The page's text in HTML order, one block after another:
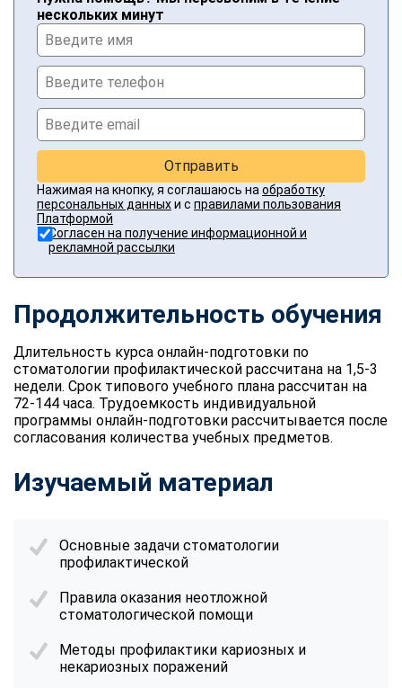
нескольких минут
Отправить
Нажимая на кнопку, я соглашаюсь на обработку
персональных данныхи с правилами пользования
Платформой
Согласен на получение информационной и
рекламной рассылки
Продолжительность обучения
Длительность курса онлайн-подготовки по
стоматологии профилактической рассчитана на 1,5-3
недели. Срок типового учебного плана рассчитан на
72-144 часа. Трудоемкость индивидуальной
программы онлайн-подготовки рассчитывается после
согласования количества учебных предметов.
Изучаемый материал
Основные задачи стоматологии
профилактической
Правила оказания неотложной
стоматологической помощи
Методы профилактики кариозных и
некариозных поражений